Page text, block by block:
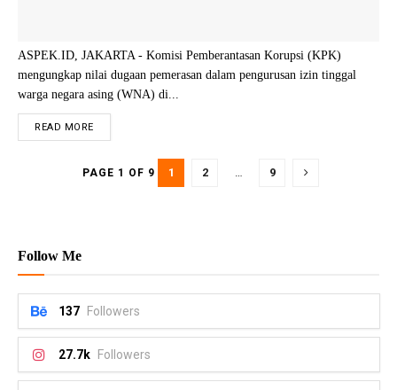
ASPEK.ID, JAKARTA - Komisi Pemberantasan Korupsi (KPK)
mengungkap nilai dugaan pemerasan dalam pengurusan izin tinggal
warga negara asing (WNA) di...
READ MORE
PAGE 1 OF 9 1 2 … 9
Follow Me
137 Followers
27.7k Followers